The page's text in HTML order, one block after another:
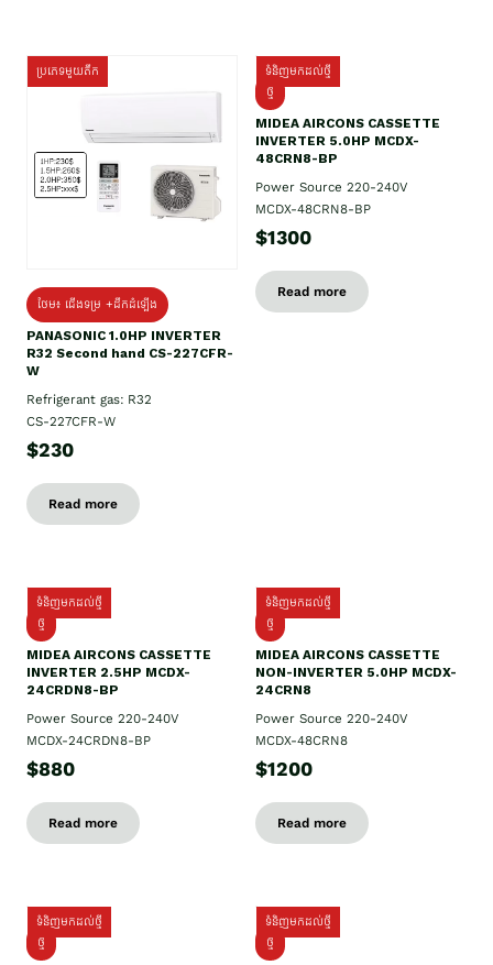
ប្រភេទមួយតឹក
ថែម៖ ជើងទម្រ +ដឹកដំឡើង
PANASONIC 1.0HP INVERTER
R32 Second hand CS-227CFR-
W
Refrigerant gas: R32
CS-227CFR-W
$230
Read more
ទំនិញមកដល់ថ្មី
ថ្មី
MIDEA AIRCONS CASSETTE
INVERTER 5.0HP MCDX-
48CRN8-BP
Power Source 220-240V
MCDX-48CRN8-BP
$1300
Read more
ទំនិញមកដល់ថ្មី
ថ្មី
MIDEA AIRCONS CASSETTE
INVERTER 2.5HP MCDX-
24CRDN8-BP
Power Source 220-240V
MCDX-24CRDN8-BP
$880
Read more
ទំនិញមកដល់ថ្មី
ថ្មី
MIDEA AIRCONS CASSETTE
NON-INVERTER 5.0HP MCDX-
24CRN8
Power Source 220-240V
MCDX-48CRN8
$1200
Read more
ទំនិញមកដល់ថ្មី
ថ្មី
ទំនិញមកដល់ថ្មី
ថ្មី